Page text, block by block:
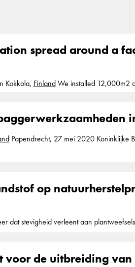
spread around a
Kokkola, FinlandWe installed 12,000m2 of Geolock, a
Papendrecht, 27 mei 2020 Koninklijke Boskalis Westminster
op
dat stevigheid verleent aan
voor de uitbreiding van